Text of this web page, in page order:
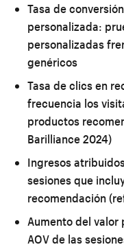
Tasa de
personalizada:
personalizadas
genéricos
Tasa de clics en
frecuencia los
productos
Barilliance 2024)
Ingresos
sesiones que
recomendación
Aumento del
AOV de las